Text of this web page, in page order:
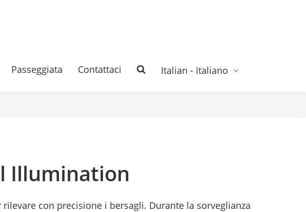
Passeggiata Contattaci Italian - Italiano
Illumination
con precisione i bersagli. Durante la sorveglianza